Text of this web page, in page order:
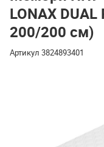
LONAX
200/200 см)
Артикул 3824893401